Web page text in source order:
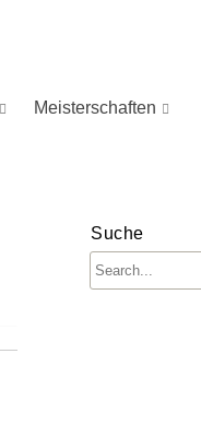
Meisterschaften
Suche